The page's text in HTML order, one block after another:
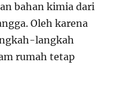
bahan kimia dari
Oleh karena
langkah
rumah tetap